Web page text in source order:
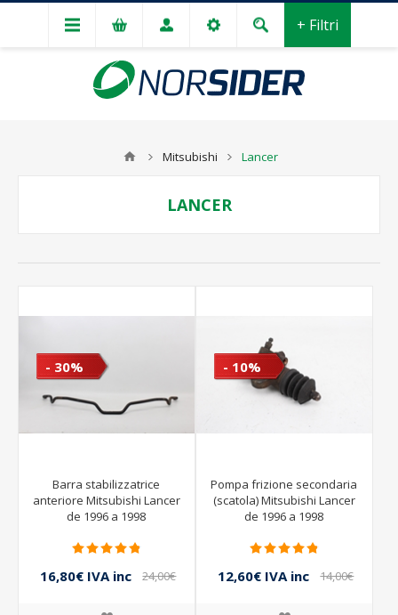
+ Filtri
Mitsubishi Lancer
LANCER
- 30%
Barra stabilizzatrice
anteriore Mitsubishi Lancer
de 1996 a 1998
16,80€ IVA inc
24,00€
- 10%
Pompa frizione secondaria
(scatola) Mitsubishi Lancer
de 1996 a 1998
12,60€ IVA inc
14,00€